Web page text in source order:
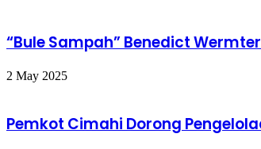
“Bule Sampah” Benedict
2 May 2025
Pemkot Cimahi Dorong